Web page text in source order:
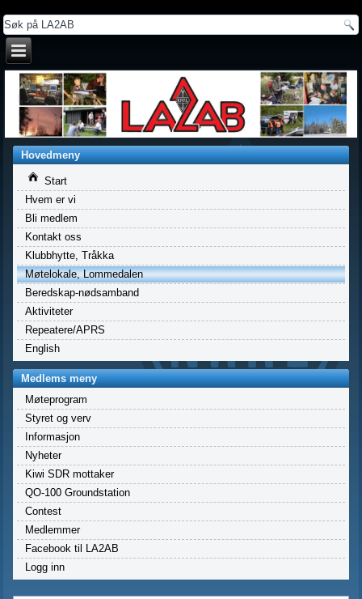
Hovedmeny
Start
Hvem er vi
Bli medlem
Kontakt oss
Klubbhytte, Tråkka
Møtelokale, Lommedalen
Beredskap-nødsamband
Aktiviteter
Repeatere/APRS
English
Medlems meny
Møteprogram
Styret og verv
Informasjon
Nyheter
Kiwi SDR mottaker
QO-100 Groundstation
Contest
Medlemmer
Facebook til LA2AB
Logg inn